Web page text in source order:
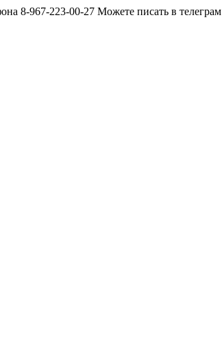
8-967-223-00-27 Можете писать в телеграм